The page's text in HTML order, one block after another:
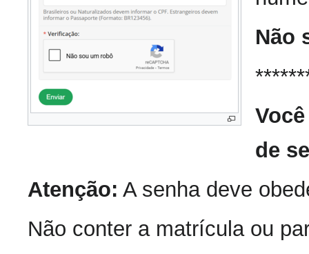
Não
de
Atenção: A senha deve
Não conter a matrícula ou